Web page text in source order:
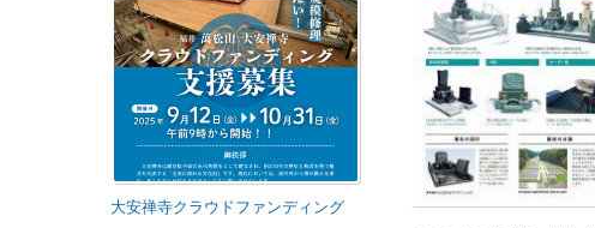
大安禅寺クラウドファンディング